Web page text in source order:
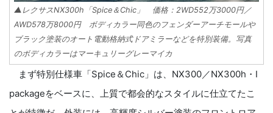
▲レクサスNX300h「Spice＆Chic」 価格：2WD552万3000円／
AWD578万8000円 ボディカラー同色のフェンダーアーチモールや
ブラック塗装のオート電動格納式ドアミラーなどを特別装備。写真
のボディカラーはマーキュリーグレーマイカ
まず特別仕様車「Spice＆Chic」は、NX300／NX300h・I
packageをベースに、上質で都会的なスタイルに仕立てたこ